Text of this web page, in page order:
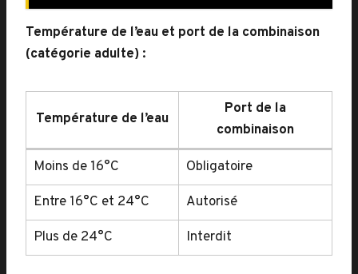
Température de l’eau et port de la combinaison
(catégorie adulte) :
Température de l’eau
Port de la
combinaison
Moins de 16°C
Obligatoire
Entre 16°C et 24°C
Autorisé
Plus de 24°C
Interdit